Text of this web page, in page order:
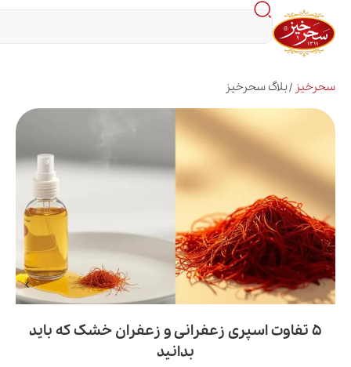
سحرخیز
اسپری زعفرانی و زعفران خشک که باید